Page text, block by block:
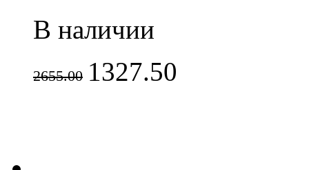
В наличии
2655.00 1327.50